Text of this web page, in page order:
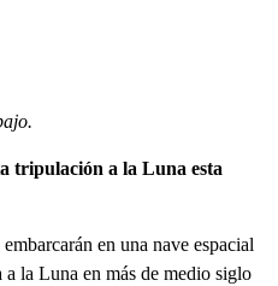
tripulación a la Luna esta
en una nave espacial
la Luna en más de medio siglo